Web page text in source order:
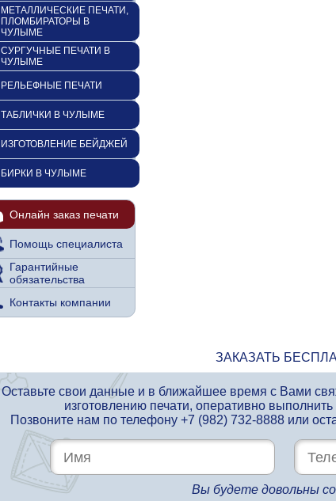
МЕТАЛЛИЧЕСКИЕ ПЕЧАТИ,
ПЛОМБИРАТОРЫ В
ЧУЛЫМЕ
СУРГУЧНЫЕ ПЕЧАТИ В
ЧУЛЫМЕ
РЕЛЬЕФНЫЕ ПЕЧАТИ
ТАБЛИЧКИ В ЧУЛЫМЕ
ИЗГОТОВЛЕНИЕ БЕЙДЖЕЙ
БИРКИ В ЧУЛЫМЕ
Онлайн заказ печати
Помощь специалиста
Гарантийные
обязательства
Контакты компании
ЗАКАЗАТЬ
Оставьте свои данные и в ближайшее время с Вами
изготовлению печати, оперативно
Позвоните нам по телефону +7 (982) 732-8888или
Вы будете довольны